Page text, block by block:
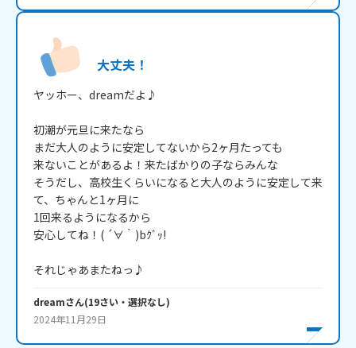
大丈夫！
ヤッホー、dreamだよ♪
初潮が元旦に来たなら
まだ大人のように安定してないから2ヶ月たっても
来ないことがあるよ！来たばかりの子ならみんな
そうだし、高校生くらいになると大人のように安定して来
て、ちゃんと1ヶ月に
1回来るようになるから
安心してね！( ´∀｀)bｸﾞｯ!
それじゃあまたねっ♪
dreamさん(19さい・ 選択なし)
2024年11月29日